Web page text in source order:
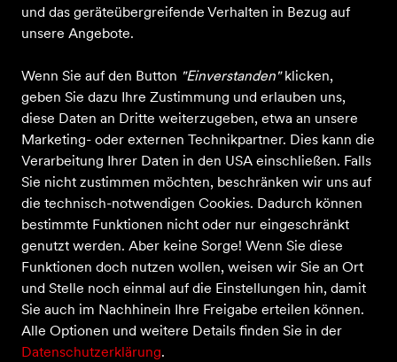
und das geräteübergreifende Verhalten in Bezug auf
unsere Angebote.
Wenn Sie auf den Button "Einverstanden"klicken,
geben Sie dazu Ihre Zustimmung und erlauben uns,
diese Daten an Dritte weiterzugeben, etwa an unsere
Marketing- oder externen Technikpartner. Dies kann die
Verarbeitung Ihrer Daten in den USA einschließen. Falls
Sie nicht zustimmen möchten, beschränken wir uns auf
die technisch-notwendigen Cookies. Dadurch können
bestimmte Funktionen nicht oder nur eingeschränkt
genutzt werden. Aber keine Sorge! Wenn Sie diese
Funktionen doch nutzen wollen, weisen wir Sie an Ort
und Stelle noch einmal auf die Einstellungen hin, damit
Sie auch im Nachhinein Ihre Freigabe erteilen können.
Alle Optionen und weitere Details finden Sie in der
Datenschutzerklärung.
Innox PRO GTX Mid
Preis
200,00 € inkl. MwSt.,zzgl. Versandkosten
Farbe